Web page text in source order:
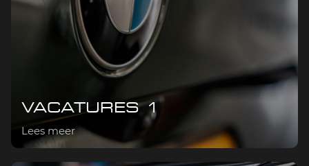
VACATURES 1
Lees meer
quam felis, ultricies nec, pellentesque eu, pretium
quis, sem. Nulla consequat mas
Bekijk service